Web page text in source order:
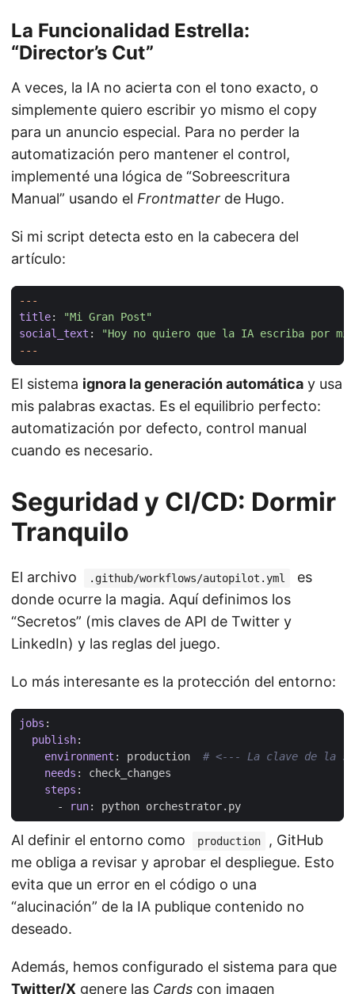
La Funcionalidad Estrella:
“Director’s Cut”
A veces, la IA no acierta con el tono exacto, o
simplemente quiero escribir yo mismo el copy
para un anuncio especial. Para no perder la
automatización pero mantener el control,
implementé una lógica de “Sobreescritura
Manual” usando el Frontmatter de Hugo.
Si mi script detecta esto en la cabecera del
artículo:
---
title:
"Mi Gran Post"
social_text :
"Hoy no quiero que la IA escriba por
---
El sistema ignora la generación automática y usa
mis palabras exactas. Es el equilibrio perfecto:
automatización por defecto, control manual
cuando es necesario.
Seguridad y CI/CD: Dormir
Tranquilo
El archivo .github/workflows/autopilot.yml
es
donde ocurre la magia. Aquí definimos los
“Secretos” (mis claves de API de Twitter y
LinkedIn) y las reglas del juego.
Lo más interesante es la protección del entorno:
jobs :
publish:
environment : production
# <--- La clave de la
needs :
check_changes
steps :
-
run: python orchestrator.py
Al definir el entorno como production
, GitHub
me obliga a revisar y aprobar el despliegue. Esto
evita que un error en el código o una
“alucinación” de la IA publique contenido no
deseado.
Además, hemos configurado el sistema para que
Twitter/X genere las Cards con imagen